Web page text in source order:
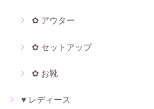
✿ アウター
✿ セットアップ
✿ お靴
♥ レディース